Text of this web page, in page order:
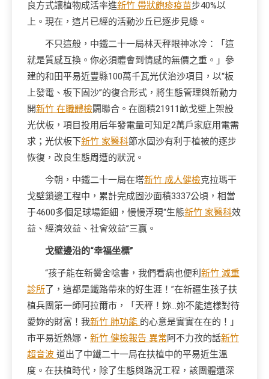
良方式讓植物成活率進新竹 帶狀皰疹疫苗步40%以
上。現在，這片已經的活動沙丘已逐步見綠。
不只這般，中鐵二十一局林天秤眼神冰冷：「這
就是質感互換。你必須體會到情感的無價之重。」參
建的和田平易近豐縣100萬千瓦光伏治沙項目，以“板
上發電、板下固沙”的復合形式，將生態管理與新動力
開新竹 在職體檢闢聯合。在面積21911畝戈壁上架設
光伏板，項目投用后年發電量可知足2萬戶家庭用電需
求；光伏板下新竹 家醫科節水固沙有利于植被的逐步
恢復，改良生態周遭的狀況。
今朝，中鐵二十一局在塔新竹 成人健檢克拉瑪干
戈壁鎖邊工程中，累計完成固沙面積3337公頃，相當
于4600多個足球場鉅細，慢慢浮現“生態新竹 家醫科效
益、經濟效益、社會效益”三贏。
戈壁邊沿的“幸福坐標”
“孩子能在新黌舍唸書，我們看病也便利 新竹 減重
診所了，這都是鐵路帶來的好生涯！”在新疆生孩子扶
植兵團第一師阿拉爾市，「天秤！妳…妳不能這樣對待
愛妳的財富！我新竹 肺功能 的心意是實實在在的！」
市平易近熱娜・ 新竹 健檢報告 異常阿不力孜的話新竹
超音波 道出了中鐵二十一局在扶植中的平易近生溫
度。在扶植時代，除了生態與路況工程，該團體還深